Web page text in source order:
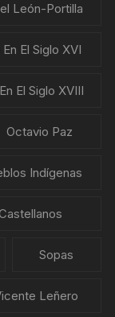
León-Portilla
El Siglo XVI
El Siglo XVIII
Octavio Paz
Indígenas
Sopas
Leñero